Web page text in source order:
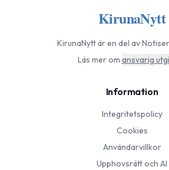
KirunaNytt
KirunaNyttär en del av
Läs mer om ansvarig
Information
Integritetspolicy
Cookies
Användarvillkor
Upphovsrätt och AI